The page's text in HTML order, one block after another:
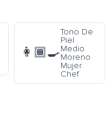
👩🏾‍🍳
Tono De
Piel
Medio
Moreno
Mujer
Chef